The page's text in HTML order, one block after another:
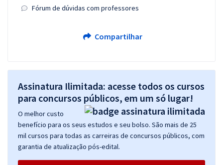
Fórum de dúvidas com professores
Compartilhar
Assinatura Ilimitada: acesse todos os cursos
para concursos públicos, em um só lugar!
O melhor custo
benefício para os seus estudos e seu bolso. São mais de 25
mil cursos para todas as carreiras de concursos públicos, com
garantia de atualização pós-edital.